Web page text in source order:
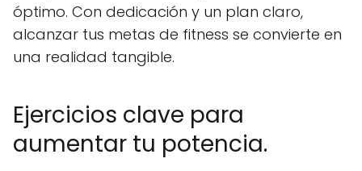
óptimo. Con dedicación y un plan claro,
alcanzar tus metas de fitness se convierte en
una realidad tangible.
Ejercicios clave para
aumentar tu potencia.